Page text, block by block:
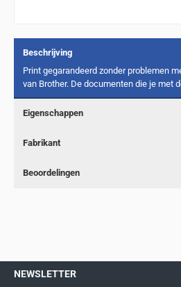
Beschrijving
Print gegarandeerd zonder problemen
van Brother. De documenten die je met
Eigenschappen
Fabrikant
Beoordelingen
NEWSLETTER